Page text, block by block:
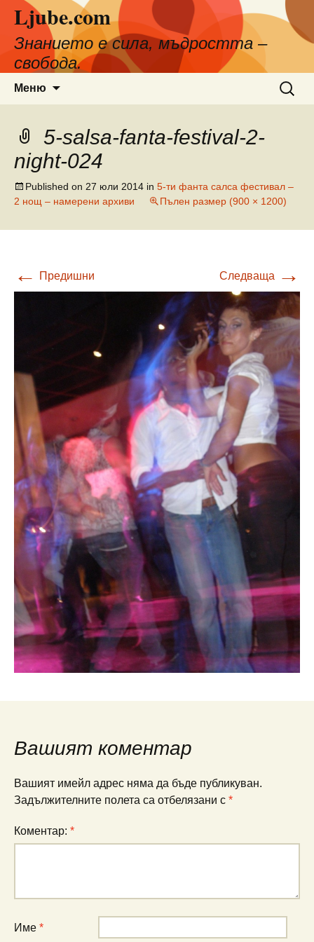
съдържанието
Ljube.com
Знанието е сила, мъдростта –
свобода.
Меню
за:
5-salsa-fanta-festival-2-
night-024
Published on 27 юли 2014 in 5-ти фанта салса фестивал –
2 нощ – намерени архиви
Пълен размер (900 × 1200)
← Предишни Следваща →
Вашият коментар
Вашият имейл адрес няма да бъде публикуван.
Задължителните полета са отбелязани с *
Коментар: *
Име *